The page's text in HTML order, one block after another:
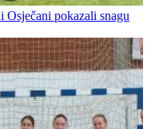
pokazali snagu